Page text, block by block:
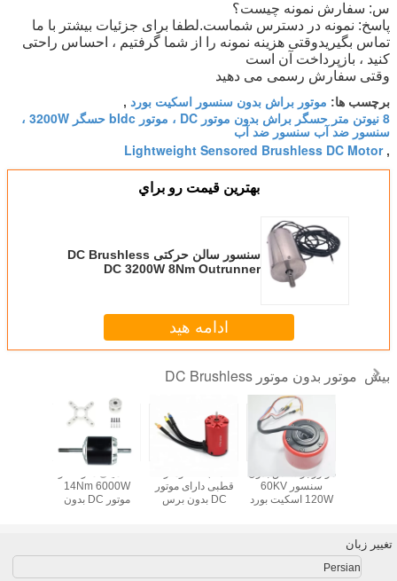
س: سفارش نمونه چیست؟
پاسخ: نمونه در دسترس شماست.لطفا برای جزئیات بیشتر با ما
تماس بگیریدوقتی هزینه نمونه را از شما گرفتیم ، احساس راحتی
کنید ، بازپرداخت آن است
وقتی سفارش رسمی می دهید
برچسب ها: موتور براش بدون سنسور اسکیت بورد ,
8 نیوتن متر حسگر براش بدون موتور DC ، موتور bldc حسگر 3200W ،
سنسور ضد آب سنسور ضد آب
,
Lightweight Sensored Brushless DC Motor
بهترين قيمت رو براي
سنسور سالن حرکتی DC Brushless
DC 3200W 8Nm Outrunner
ادامه هید
بیش موتور بدون موتور DC Brushless
14Nm 6000W
موتور DC بدون
قطبی دارای موتور
DC بدون برس
موتور براشلس بدون
سنسور 60KV
120W اسکیت بورد
تغییر زبان
Persian